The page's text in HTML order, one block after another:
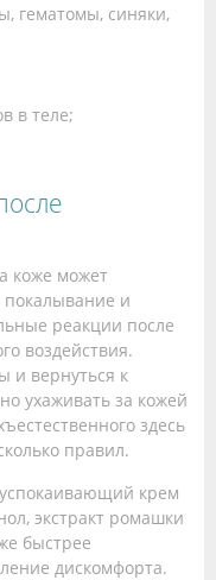
гематомы, синяки,
в теле;
коже может
покалывание и
реакции после
воздействия.
и вернуться к
ухаживать за кожей
здесь
правил.
крем
экстракт ромашки
быстрее
дискомфорта.